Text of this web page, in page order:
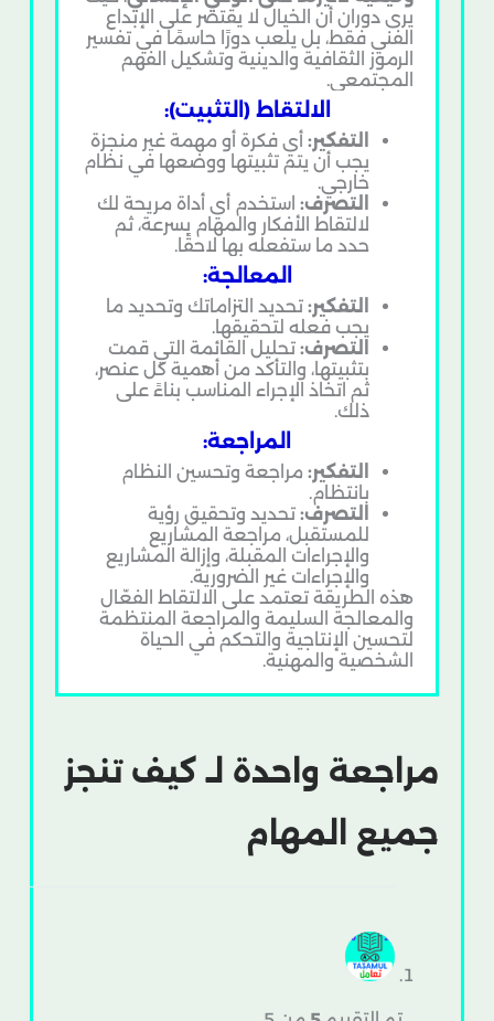
يرى دوران أن الخيال لا يقتصر على الإبداع
الفني فقط، بل يلعب دورًا حاسمًا في تفسير
الرموز الثقافية والدينية وتشكيل الفهم
المجتمعي.
الالتقاط (التثبيت):
التفكير:أي فكرة أو مهمة غير منجزة
يجب أن يتم تثبيتها ووضعها في نظام
خارجي.
التصرف:استخدم أي أداة مريحة لك
لالتقاط الأفكار والمهام بسرعة، ثم
حدد ما ستفعله بها لاحقًا.
المعالجة:
التفكير:تحديد التزاماتك وتحديد ما
يجب فعله لتحقيقها.
التصرف:تحليل القائمة التي قمت
بتثبيتها، والتأكد من أهمية كل عنصر،
ثم اتخاذ الإجراء المناسب بناءً على
ذلك.
المراجعة:
التفكير:مراجعة وتحسين النظام
بانتظام.
التصرف:تحديد وتحقيق رؤية
للمستقبل، مراجعة المشاريع
والإجراءات المقبلة، وإزالة المشاريع
والإجراءات غير الضرورية.
هذه الطريقة تعتمد على الالتقاط الفعّال
والمعالجة السليمة والمراجعة المنتظمة
لتحسين الإنتاجية والتحكم في الحياة
الشخصية والمهنية.
مراجعة واحدة لـ كيف تنجز
جميع المهام